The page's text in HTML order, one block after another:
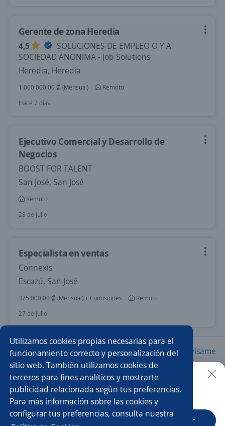
Utilizamos cookies propias necesarias para el
funcionamiento correcto y personalización del
sitio web. También utilizamos cookies de
terceros para fines analíticos y mostrarte
publicidad relacionada según tus preferencias.
Para más información sobre las cookies y
configurar tus preferencias, consulta nuestra
Gerente de zona Heredia
4,5
SOLUCIONES DE EMPLEO O Y A
SOCIEDAD ANONIMA - Job Solutions
Heredia, Heredia
1 000 000,00 ₡ (Mensual)
Remoto
Hace 7 días
Ejecutivo Comercial y Desarrollo de
Negocios
BOOST FOR TALENT
San José, San José
Remoto
28 de julio
Especialista en ventas
Connexis
Escazú, San José
375 000,00 ₡ (Mensual) + Comisiones
Remoto
27 de julio
Nuevas ofertas de empleo Avísame
Empleos similares
Vendedor/a Agente de ventas
Buscar es más fácil en la app
CT App Abrir